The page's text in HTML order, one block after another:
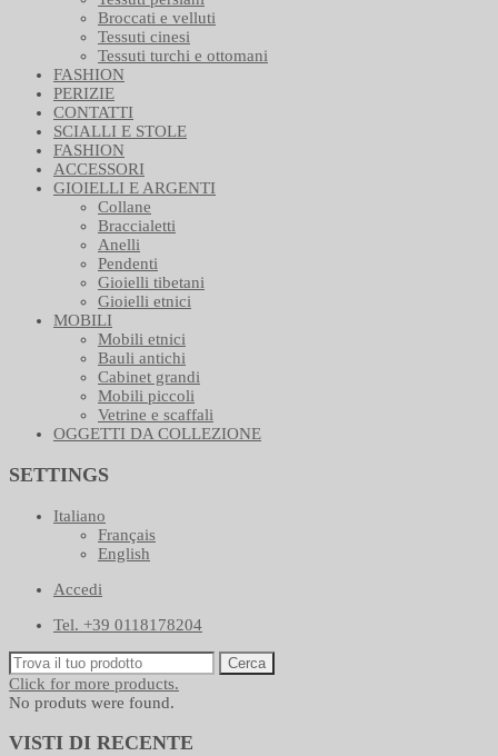
Broccati e velluti
Tessuti cinesi
Tessuti turchi e ottomani
FASHION
PERIZIE
CONTATTI
SCIALLI E STOLE
FASHION
ACCESSORI
GIOIELLI E ARGENTI
Collane
Braccialetti
Anelli
Pendenti
Gioielli tibetani
Gioielli etnici
MOBILI
Mobili etnici
Bauli antichi
Cabinet grandi
Mobili piccoli
Vetrine e scaffali
OGGETTI DA COLLEZIONE
SETTINGS
Italiano
Français
English
Accedi
Tel. +39 0118178204
Cerca
Click for more products.
No produts were found.
VISTI DI RECENTE